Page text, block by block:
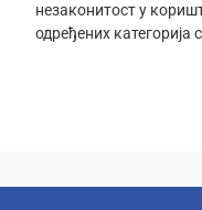
незаконитост у
одређених категорија